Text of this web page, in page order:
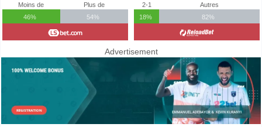
Moins de
46%
Plus de
54%
2-1
18%
Autres
82%
Advertisement